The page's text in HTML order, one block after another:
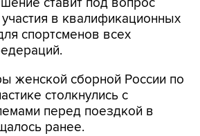
в квалификационных
спортсменов всех
женской сборной России по
столкнулись с
перед поездкой в
ранее.